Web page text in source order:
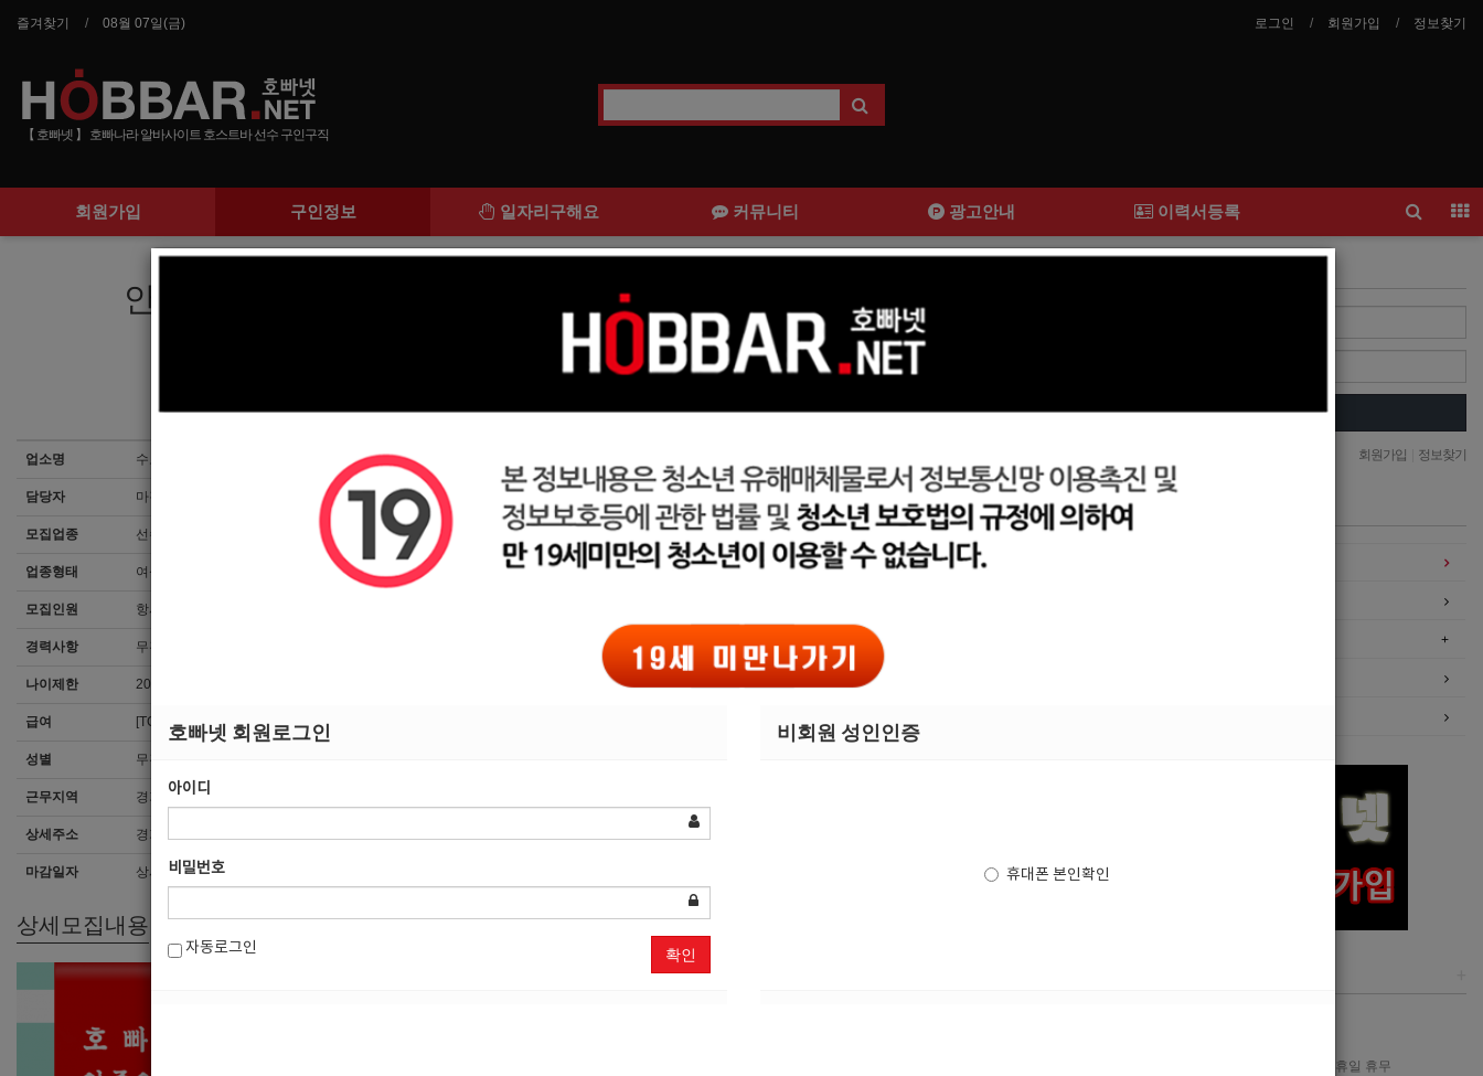
즐겨찾기 08월 07일(금) 로그인 회원가입 정보찾기
【 호빠넷 】 호빠나라 알바사이트 호스트바 선수 구인구직
회원가입 구인정보 일자리구해요 커뮤니티 광고안내 이력서등록
안산최고의 박스 모델에서 안산호빠 선수님들을 모집합니다
업소명 수노래광장
담당자 마감된 공고입니다.
모집업종 선수
업종형태 여성전용클럽
모집인원 항시모집
경력사항 무관
나이제한 20세 ~ 38세
급여 [TC]40,000
성별 무관
근무지역 경기 > 안산시
상세주소 경기도 안산시 상록구 상록수로 48 우정빌딩 지하1층 103호
마감일자 상시채용
상세모집내용
Login
회원가입 정보찾기
카테고리
월-금 : AM 09:00 ~ PM 12:00, 일/공휴일 휴무
호빠넷 회원로그인
아이디
비밀번호
자동로그인 확인
비회원 성인인증
휴대폰 본인확인